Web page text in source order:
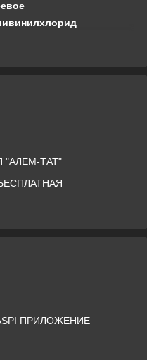
"АЛЕМ-ТАТ"
ПРИЛОЖЕНИЕ